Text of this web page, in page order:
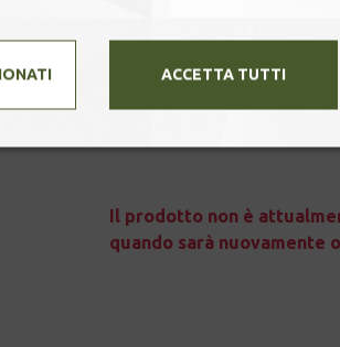
imballo originale avana The
Il prodotto non è
quando sarà nuovamente
ACCETTA TUTTI